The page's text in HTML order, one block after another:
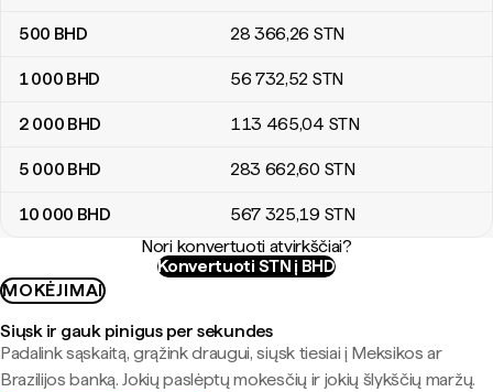
500 BHD 28 366,26 STN
1 000 BHD 56 732,52 STN
2 000 BHD 113 465,04 STN
5 000 BHD 283 662,60 STN
10 000 BHD 567 325,19 STN
Nori konvertuoti atvirkščiai?
Konvertuoti STN į BHD
MOKĖJIMAI
Siųsk ir gauk pinigus per sekundes
Padalink sąskaitą, grąžink draugui, siųsk tiesiai į Meksikos ar
Brazilijos banką. Jokių paslėptų mokesčių ir jokių šlykščių maržų.